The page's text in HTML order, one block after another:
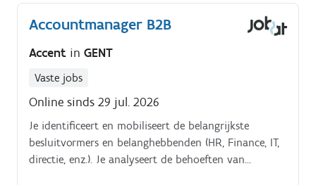
commerciële opportuniteiten.
Accountmanager B2B
Accent in GENT
Vaste jobs
Online sinds 29 jul. 2026
Je identificeert en mobiliseert de belangrijkste
besluitvormers en belanghebbenden (HR, Finance, IT,
directie, enz.). Je analyseert de behoeften van